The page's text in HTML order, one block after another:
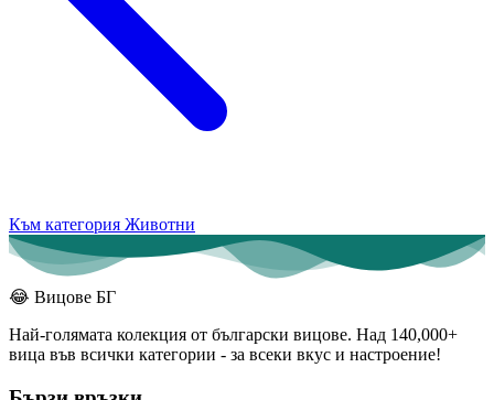
Към категория Животни
😂 Вицове БГ
Най-голямата колекция от български вицове. Над 140,000+
вица във всички категории - за всеки вкус и настроение!